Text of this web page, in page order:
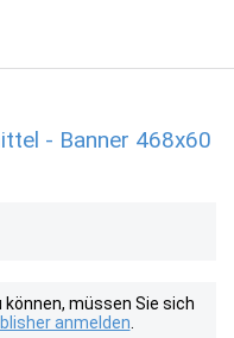
- Banner 468x60
müssen Sie sich
anmelden